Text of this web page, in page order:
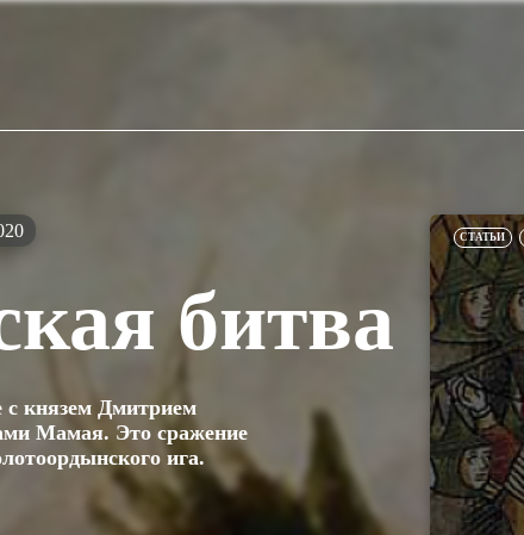
битва
с князем Дмитрием
Мамая. Это сражение
ига.
СТАТЬИ